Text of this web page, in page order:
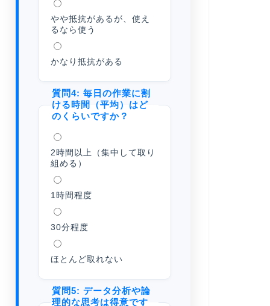
やや抵抗があるが、使え
るなら使う
かなり抵抗がある
質問4: 毎日の作業に割
ける時間（平均）はど
のくらいですか？
2時間以上（集中して取り
組める）
1時間程度
30分程度
ほとんど取れない
質問5: データ分析や論
理的な思考は得意です